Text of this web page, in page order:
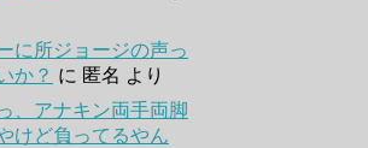
に所ジョージの声っ
か？ に 匿名 より
、アナキン両手両脚
けど負ってるやん